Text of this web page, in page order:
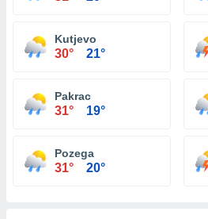
Kutjevo
30° 21°
Pakrac
31° 19°
Pozega
31° 20°